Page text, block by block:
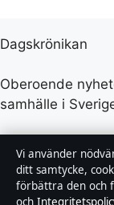
Dagskrönikan
Oberoende
samhälle i
Level 3, Tower
Birkirkara BKR
Vi använder
ditt samtycke,
förbättra den och
och